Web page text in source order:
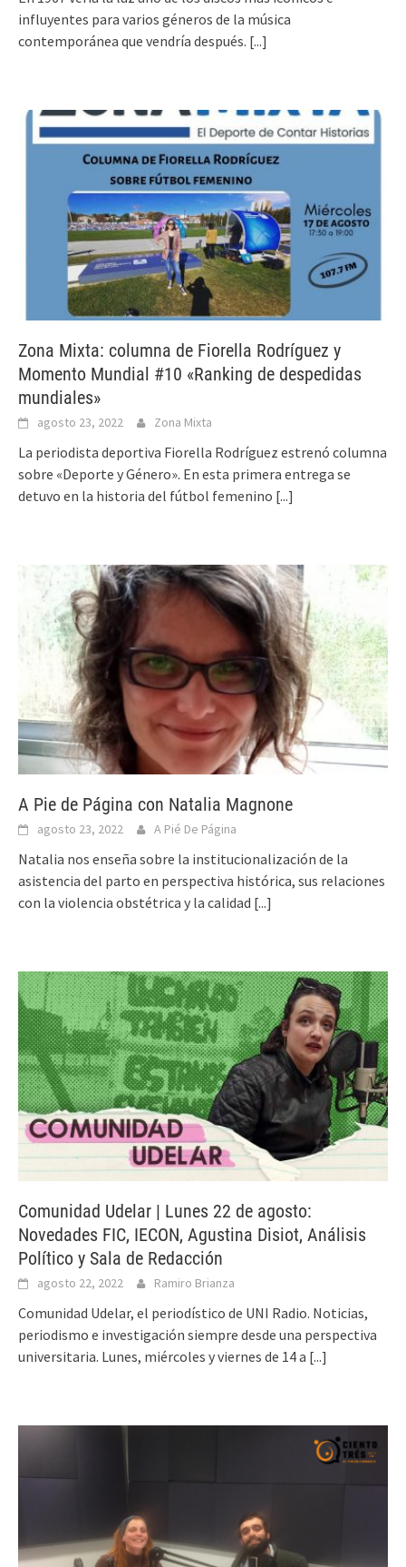
influyentes para varios géneros de la música
contemporánea que vendría después. [...]
Zona Mixta: columna de Fiorella Rodríguez y
Momento Mundial #10 «Ranking de despedidas
mundiales»
agosto 23, 2022 Zona Mixta
La periodista deportiva Fiorella Rodríguez estrenó columna
sobre «Deporte y Género». En esta primera entrega se
detuvo en la historia del fútbol femenino [...]
A Pie de Página con Natalia Magnone
agosto 23, 2022 A Pié De Página
Natalia nos enseña sobre la institucionalización de la
asistencia del parto en perspectiva histórica, sus relaciones
con la violencia obstétrica y la calidad [...]
Comunidad Udelar | Lunes 22 de agosto:
Novedades FIC, IECON, Agustina Disiot, Análisis
Político y Sala de Redacción
agosto 22, 2022 Ramiro Brianza
Comunidad Udelar, el periodístico de UNI Radio. Noticias,
periodismo e investigación siempre desde una perspectiva
universitaria. Lunes, miércoles y viernes de 14 a [...]